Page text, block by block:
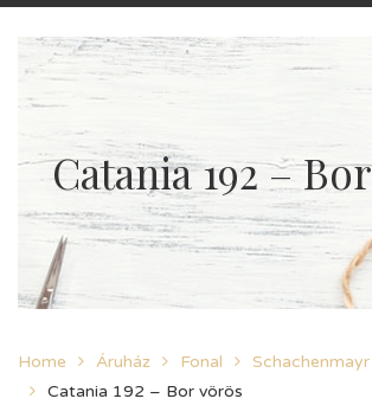
Catania 192 –
Home Áruház Fonal Schachenmayr
Catania 192 – Bor vörös